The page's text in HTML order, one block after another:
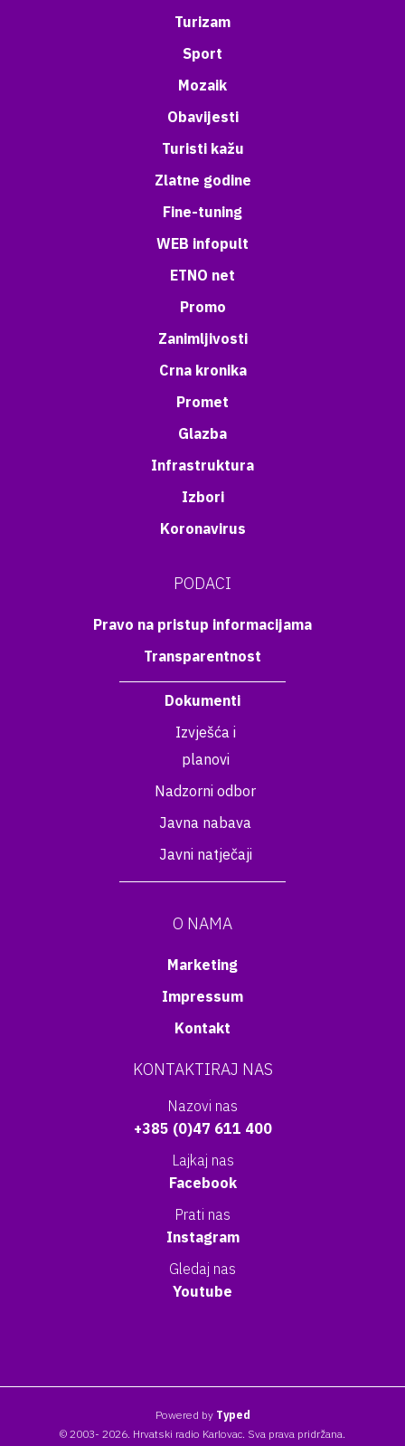
Turizam
Sport
Mozaik
Obavijesti
Turisti kažu
Zlatne godine
Fine-tuning
WEB infopult
ETNO net
Promo
Zanimljivosti
Crna kronika
Promet
Glazba
Infrastruktura
Izbori
Koronavirus
PODACI
Pravo na pristup informacijama
Transparentnost
Dokumenti
Izvješća i
planovi
Nadzorni odbor
Javna nabava
Javni natječaji
O NAMA
Marketing
Impressum
Kontakt
KONTAKTIRAJ NAS
Nazovi nas
+385 (0)47 611 400
Lajkaj nas
Facebook
Prati nas
Instagram
Gledaj nas
Youtube
Powered by Typed
© 2003- 2026. Hrvatski radio Karlovac. Sva prava pridržana.